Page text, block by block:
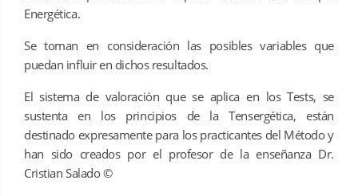
Energética.
Se toman en consideración las posibles variables que
puedan influir en dichos resultados.
El sistema de valoración que se aplica en los Tests, se
sustenta en los principios de la Tensergética, están
destinado expresamente para los practicantes del Método y
han sido creados por el profesor de la enseñanza Dr.
Cristian Salado ©